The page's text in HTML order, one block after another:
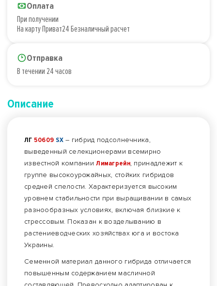
Оплата
При получении
На карту Приват24 Безналичный расчет
Отправка
В течении 24 часов
Описание
ЛГ 50609 SX – гибрид подсолнечника,
выведенный селекционерами всемирно
известной компанииЛимагрейн, принадлежит к
группе высокоурожайных, стойких гибридов
средней спелости. Характеризуется высоким
уровнем стабильности при выращивании в самых
разнообразных условиях, включая близкие к
стрессовым. Показан к возделыванию в
растениеводческих хозяйствах юга и востока
Украины.
Семенной материал данного гибрида отличается
повышенным содержанием масличной